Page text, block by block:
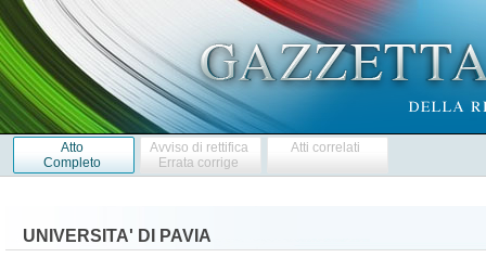
Atto
Completo
Avviso di rettifica
Errata corrige
Atti correlati
UNIVERSITA' DI PAVIA